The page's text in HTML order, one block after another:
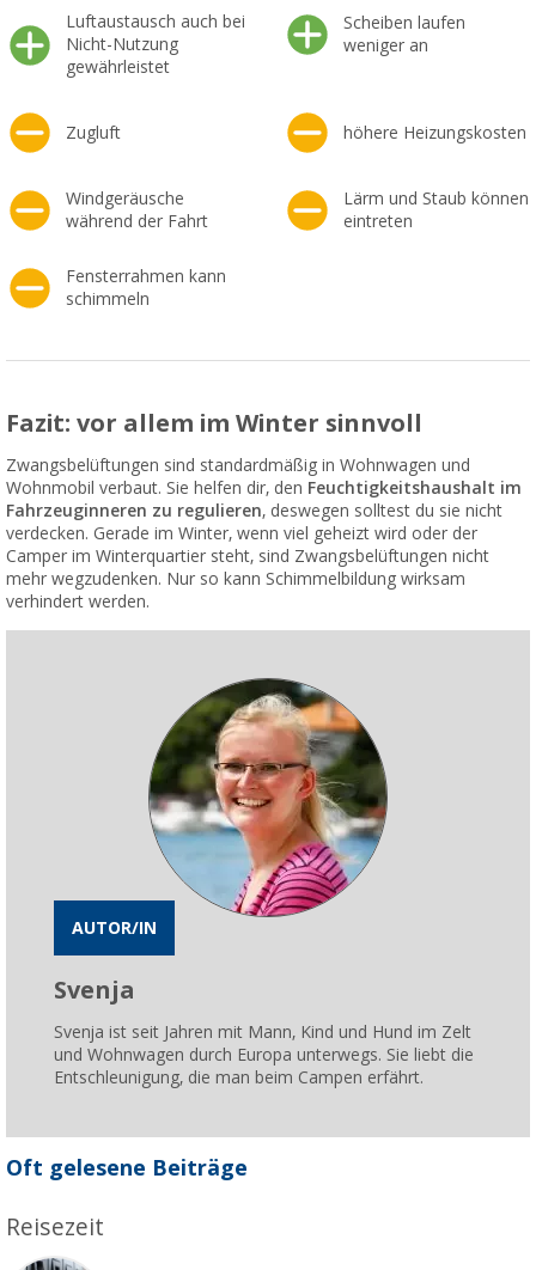
Luftaustausch auch bei
Nicht-Nutzung
gewährleistet
Scheiben laufen
weniger an
Zugluft höhere Heizungskosten
Windgeräusche
während der Fahrt
Lärm und Staub können
eintreten
Fensterrahmen kann
schimmeln
Fazit: vor allem im Winter sinnvoll
Zwangsbelüftungen sind standardmäßig in Wohnwagen und
Wohnmobil verbaut. Sie helfen dir, den Feuchtigkeitshaushalt im
Fahrzeuginneren zu regulieren, deswegen solltest du sie nicht
verdecken. Gerade im Winter, wenn viel geheizt wird oder der
Camper im Winterquartier steht, sind Zwangsbelüftungen nicht
mehr wegzudenken. Nur so kann Schimmelbildung wirksam
verhindert werden.
AUTOR/IN
Svenja
Svenja ist seit Jahren mit Mann, Kind und Hund im Zelt
und Wohnwagen durch Europa unterwegs. Sie liebt die
Entschleunigung, die man beim Campen erfährt.
Oft gelesene Beiträge
Reisezeit